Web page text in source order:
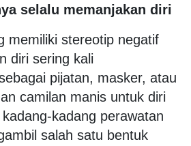
selalu memanjakan diri
memiliki stereotip negatif
diri sering kali
pijatan, masker, atau
camilan manis untuk diri
kadang perawatan
salah satu bentuk